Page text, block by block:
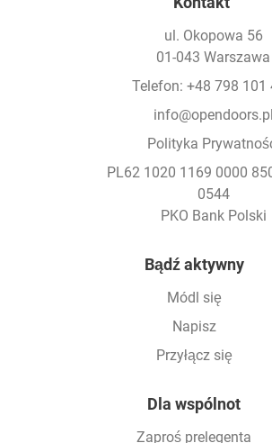
ul. Okopowa 56
01-043 Warszawa
Telefon: +48 798 101
info@opendoors.pl
Polityka
PL62 1020 1169 0000
0544
PKO Bank Polski
Bądź aktywny
Módl się
Napisz
Przyłącz się
Dla wspólnot
Zaproś prelegenta